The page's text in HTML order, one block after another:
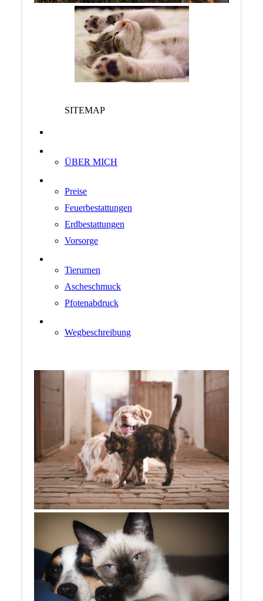
SITEMAP
ÜBER MICH
Preise
Feuerbestattungen
Erdbestattungen
Vorsorge
Tierurnen
Ascheschmuck
Pfotenabdruck
Wegbeschreibung